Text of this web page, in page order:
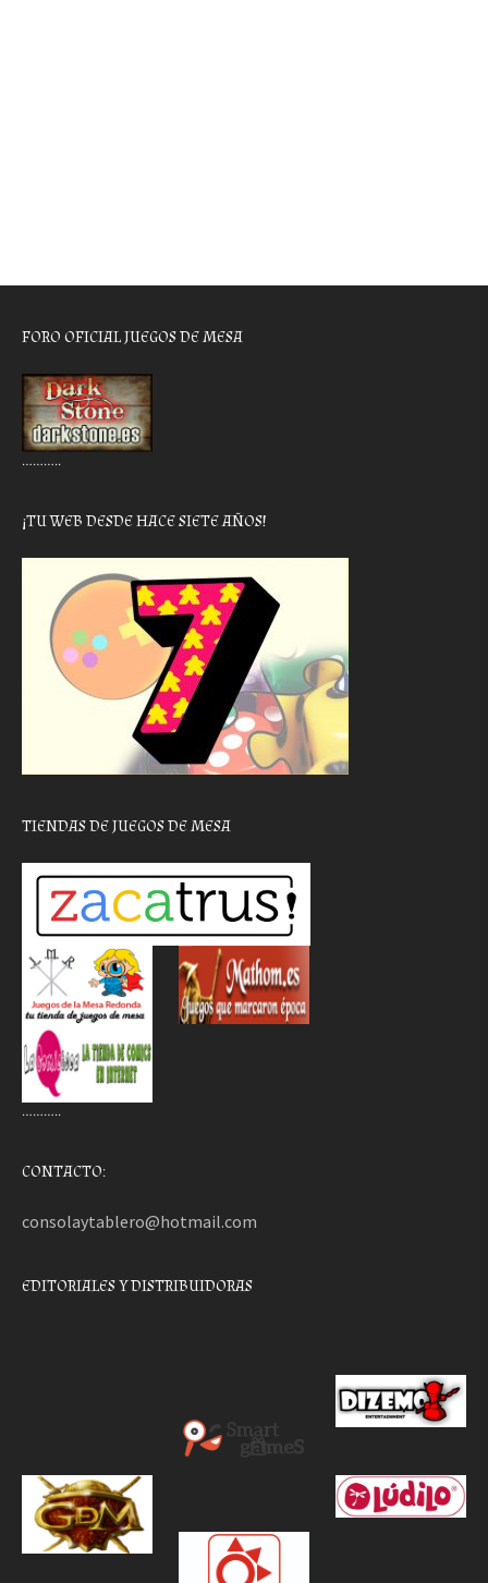
FORO OFICIAL JUEGOS DE MESA
………..
¡TU WEB DESDE HACE SIETE AÑOS!
TIENDAS DE JUEGOS DE MESA
………..
CONTACTO:
consolaytablero@hotmail.com
EDITORIALES Y DISTRIBUIDORAS